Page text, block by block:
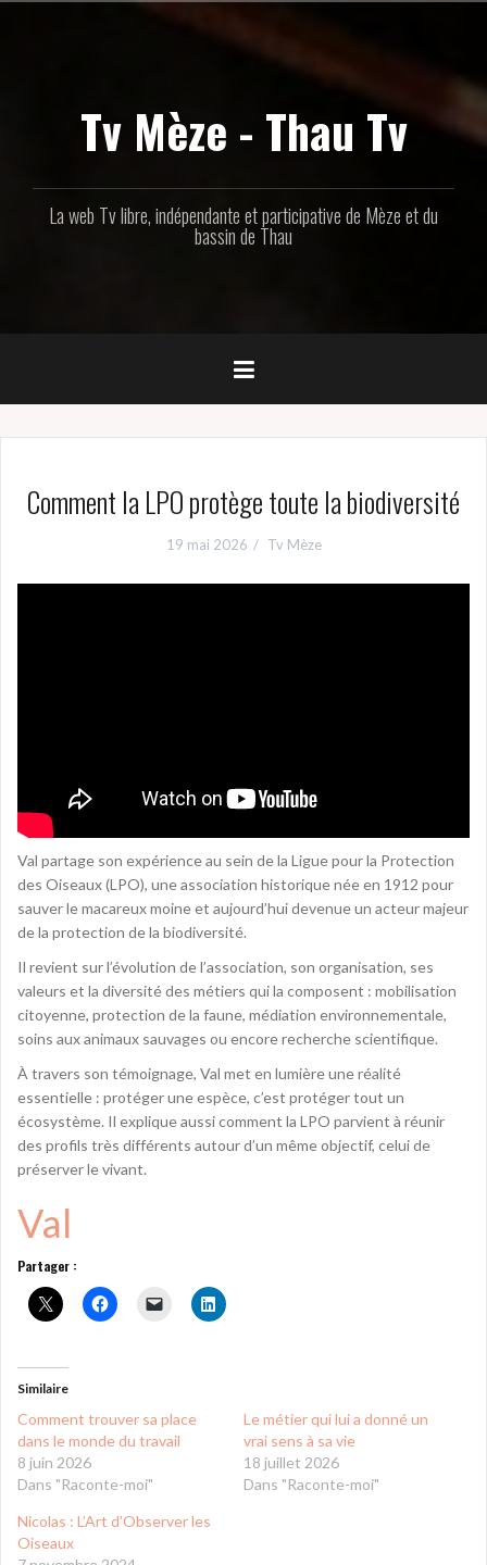
Tv Mèze - Thau Tv
La web Tv libre, indépendante et participative de Mèze et du
bassin de Thau
Comment la LPO protège toute la biodiversité
19 mai 2026 Tv Mèze
Val partage son expérience au sein de la Ligue pour la Protection
des Oiseaux (LPO), une association historique née en 1912 pour
sauver le macareux moine et aujourd’hui devenue un acteur majeur
de la protection de la biodiversité.
Il revient sur l’évolution de l’association, son organisation, ses
valeurs et la diversité des métiers qui la composent : mobilisation
citoyenne, protection de la faune, médiation environnementale,
soins aux animaux sauvages ou encore recherche scientifique.
À travers son témoignage, Val met en lumière une réalité
essentielle : protéger une espèce, c’est protéger tout un
écosystème. Il explique aussi comment la LPO parvient à réunir
des profils très différents autour d’un même objectif, celui de
préserver le vivant.
Val
Partager :
Similaire
Comment trouver sa place
dans le monde du travail
8 juin 2026
Dans "Raconte-moi"
Le métier qui lui a donné un
vrai sens à sa vie
18 juillet 2026
Dans "Raconte-moi"
Nicolas : L’Art d’Observer les
Oiseaux